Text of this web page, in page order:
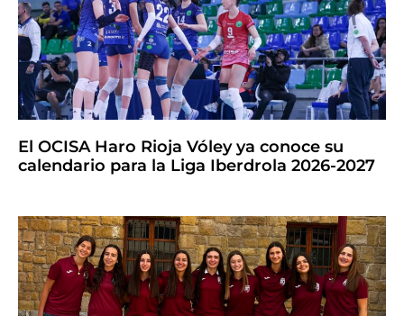
El OCISA Haro Rioja Vóley ya conoce su
calendario para la Liga Iberdrola 2026-2027